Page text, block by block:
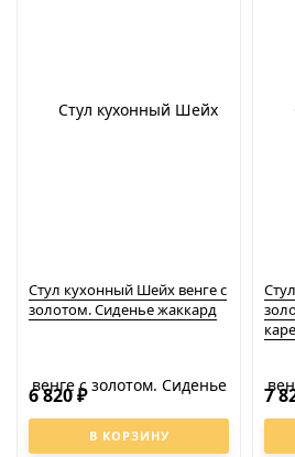
Стул кухонный Шейх венге с
золотом. Сиденье жаккард
В КОРЗИНУ
6 820₽ 7